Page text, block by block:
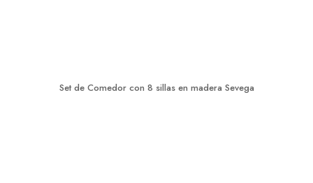
Set de Comedor con 8 sillas en madera Sevega